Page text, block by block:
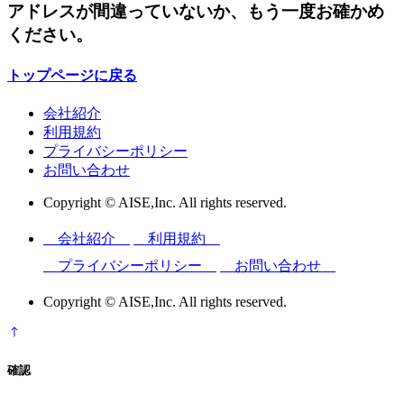
アドレスが間違っていないか、もう一度お確かめ
ください。
トップページに戻る
会社紹介
利用規約
プライバシーポリシー
お問い合わせ
Copyright © AISE,Inc. All rights reserved.
会社紹介
利用規約
プライバシーポリシー
お問い合わせ
Copyright © AISE,Inc. All rights reserved.
確認